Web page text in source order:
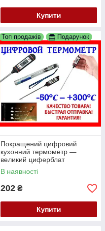
Купити
Топ продажів Подарунок
Покращений цифровий
кухонний термометр —
великий циферблат
В наявності
202 ₴
Купити